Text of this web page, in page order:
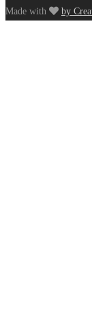
Made with by